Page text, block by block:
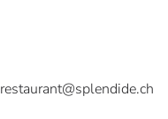
restaurant@splendide.ch